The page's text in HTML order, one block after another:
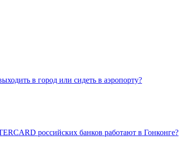
в город или сидеть в аэропорту?
российских банков работают в Гонконге?